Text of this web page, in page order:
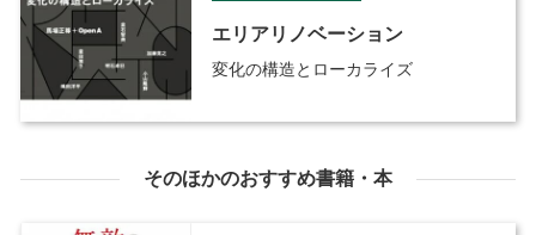
エリアリノベーション
変化の構造とローカライズ
そのほかのおすすめ書籍・本